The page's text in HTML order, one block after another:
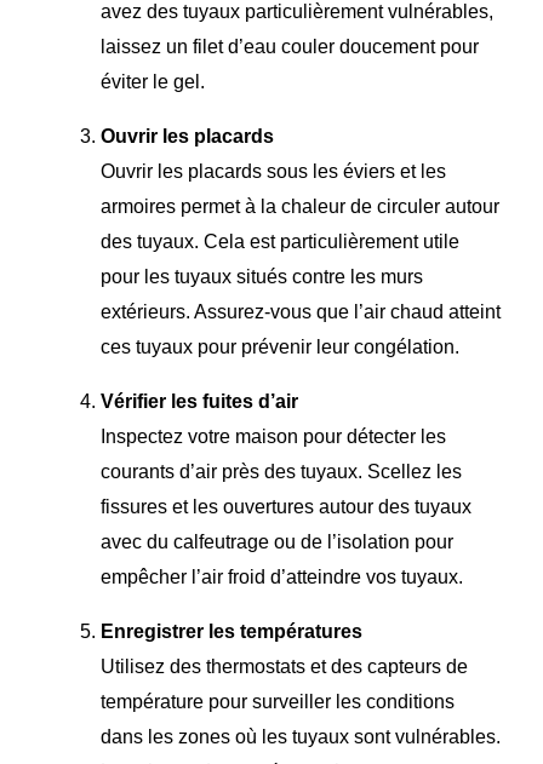
avez des tuyaux particulièrement vulnérables,
laissez un filet d’eau couler doucement pour
éviter le gel.
Ouvrir les placards
Ouvrir les placards sous les éviers et les
armoires permet à la chaleur de circuler autour
des tuyaux. Cela est particulièrement utile
pour les tuyaux situés contre les murs
extérieurs. Assurez-vous que l’air chaud atteint
ces tuyaux pour prévenir leur congélation.
Vérifier les fuites d’air
Inspectez votre maison pour détecter les
courants d’air près des tuyaux. Scellez les
fissures et les ouvertures autour des tuyaux
avec du calfeutrage ou de l’isolation pour
empêcher l’air froid d’atteindre vos tuyaux.
Enregistrer les températures
Utilisez des thermostats et des capteurs de
température pour surveiller les conditions
dans les zones où les tuyaux sont vulnérables.